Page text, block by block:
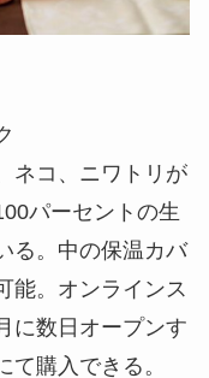
ネコ、ニワトリが
パーセントの生
る。中の保温カバ
能。オンラインス
に数日オープンす
購入できる。